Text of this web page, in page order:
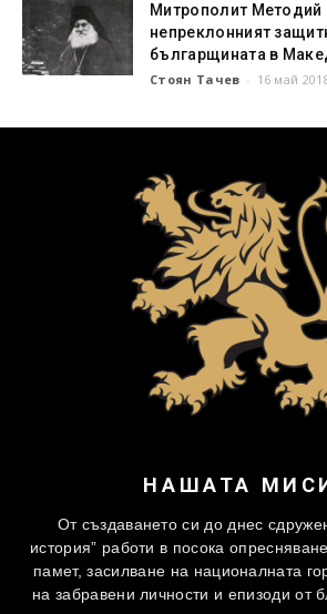
Митрополит Методий
непреклонният
българщината в
Стоян Тачев - 16 май
НАШАТА
От създаването си до днес
история” работи в посока
памет, засилване на националната
на забравени личности и епизоди от